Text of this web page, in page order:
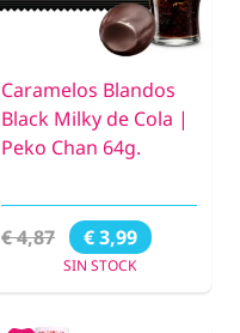
Caramelos Blandos
Black Milky de Cola |
Peko Chan 64g.
€ 4,87 € 3,99
SIN STOCK